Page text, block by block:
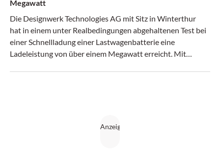
Megawatt
Die Designwerk Technologies AG mit Sitz in Winterthur
hat in einem unter Realbedingungen abgehaltenen Test bei
einer Schnellladung einer Lastwagenbatterie eine
Ladeleistung von über einem Megawatt erreicht. Mit